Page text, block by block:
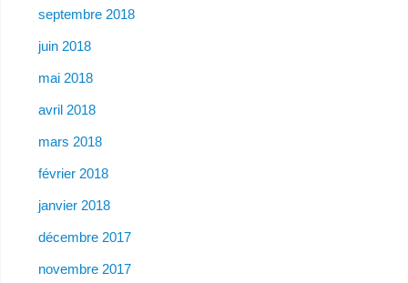
septembre 2018
juin 2018
mai 2018
avril 2018
mars 2018
février 2018
janvier 2018
décembre 2017
novembre 2017